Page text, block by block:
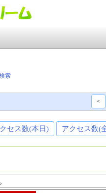
索
<
セス数(本日) アクセス数(